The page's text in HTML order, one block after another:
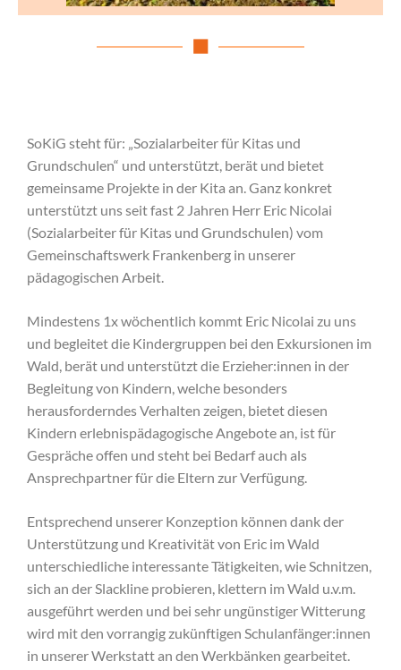
SoKiG steht für: „Sozialarbeiter für Kitas und
Grundschulen“ und unterstützt, berät und bietet
gemeinsame Projekte in der Kita an. Ganz konkret
unterstützt uns seit fast 2 Jahren Herr Eric Nicolai
(Sozialarbeiter für Kitas und Grundschulen) vom
Gemeinschaftswerk Frankenberg in unserer
pädagogischen Arbeit.
Mindestens 1x wöchentlich kommt Eric Nicolai zu uns
und begleitet die Kindergruppen bei den Exkursionen im
Wald, berät und unterstützt die Erzieher:innen in der
Begleitung von Kindern, welche besonders
herausforderndes Verhalten zeigen, bietet diesen
Kindern erlebnispädagogische Angebote an, ist für
Gespräche offen und steht bei Bedarf auch als
Ansprechpartner für die Eltern zur Verfügung.
Entsprechend unserer Konzeption können dank der
Unterstützung und Kreativität von Eric im Wald
unterschiedliche interessante Tätigkeiten, wie Schnitzen,
sich an der Slackline probieren, klettern im Wald u.v.m.
ausgeführt werden und bei sehr ungünstiger Witterung
wird mit den vorrangig zukünftigen Schulanfänger:innen
in unserer Werkstatt an den Werkbänken gearbeitet.